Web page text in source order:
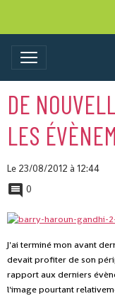
DE
LES
Le 23/08/2012 à 12:44
0
J'ai terminé mon avant
devait profiter de son
rapport aux derniers
l'image pourtant